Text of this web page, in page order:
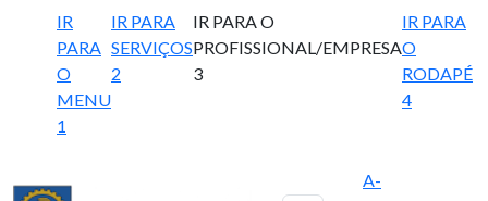
IR
PARA
O
MENU
1
IR PARA
SERVIÇOS
2
IR PARA O
PROFISSIONAL/EMPRESA
3
IR PARA
O
RODAPÉ
4
A-